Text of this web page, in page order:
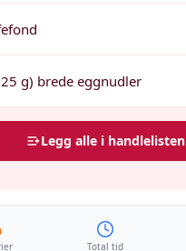
g) brede eggnudler
Legg alle i handlelisten
Total tid